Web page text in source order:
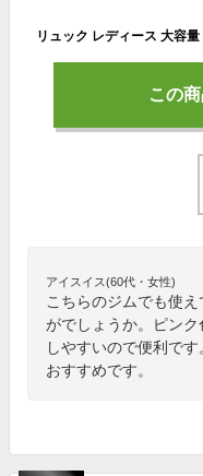
この
アイスイス(60代・女性)
こちらのジムでも使
がでしょうか。ピン
しやすいので便利で
おすすめです。